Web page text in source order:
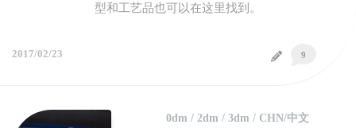
型和工艺品也可以在这里找到。
9
2017/02/23
0dm / 2dm / 3dm / CHN/中文